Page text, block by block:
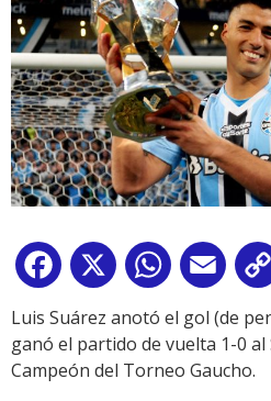
Facebook
X WhatsApp
Email
Luis Suárez anotó el gol (de
ganó el partido de vuelta 1-0 al
Campeón del Torneo Gaucho.